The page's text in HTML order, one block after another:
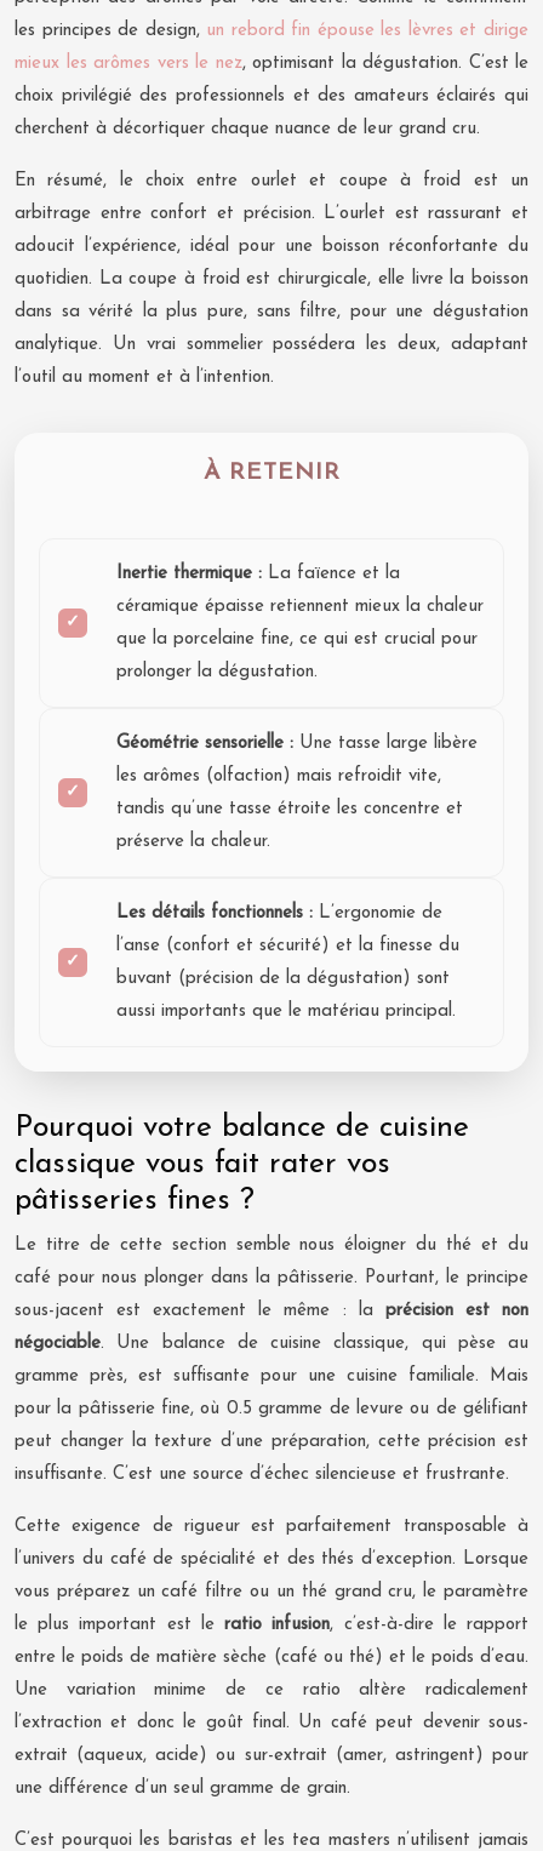
les principes de design, un rebord fin épouse les lèvres et dirige
mieux les arômes vers le nez, optimisant la dégustation. C’est le
choix privilégié des professionnels et des amateurs éclairés qui
cherchent à décortiquer chaque nuance de leur grand cru.
En résumé, le choix entre ourlet et coupe à froid est un
arbitrage entre confort et précision. L’ourlet est rassurant et
adoucit l’expérience, idéal pour une boisson réconfortante du
quotidien. La coupe à froid est chirurgicale, elle livre la boisson
dans sa vérité la plus pure, sans filtre, pour une dégustation
analytique. Un vrai sommelier possédera les deux, adaptant
l’outil au moment et à l’intention.
À RETENIR
Inertie thermique : La faïence et la
céramique épaisse retiennent mieux la chaleur
que la porcelaine fine, ce qui est crucial pour
prolonger la dégustation.
Géométrie sensorielle : Une tasse large libère
les arômes (olfaction) mais refroidit vite,
tandis qu’une tasse étroite les concentre et
préserve la chaleur.
Les détails fonctionnels : L’ergonomie de
l’anse (confort et sécurité) et la finesse du
buvant (précision de la dégustation) sont
aussi importants que le matériau principal.
Pourquoi votre balance de cuisine
classique vous fait rater vos
pâtisseries fines ?
Le titre de cette section semble nous éloigner du thé et du
café pour nous plonger dans la pâtisserie. Pourtant, le principe
sous-jacent est exactement le même : la précision est non
négociable. Une balance de cuisine classique, qui pèse au
gramme près, est suffisante pour une cuisine familiale. Mais
pour la pâtisserie fine, où 0.5 gramme de levure ou de gélifiant
peut changer la texture d’une préparation, cette précision est
insuffisante. C’est une source d’échec silencieuse et frustrante.
Cette exigence de rigueur est parfaitement transposable à
l’univers du café de spécialité et des thés d’exception. Lorsque
vous préparez un café filtre ou un thé grand cru, le paramètre
le plus important est leratio infusion, c’est-à-dire le rapport
entre le poids de matière sèche (café ou thé) et le poids d’eau.
Une variation minime de ce ratio altère radicalement
l’extraction et donc le goût final. Un café peut devenir sous-
extrait (aqueux, acide) ou sur-extrait (amer, astringent) pour
une différence d’un seul gramme de grain.
C’est pourquoi les baristas et les tea masters n’utilisent jamais